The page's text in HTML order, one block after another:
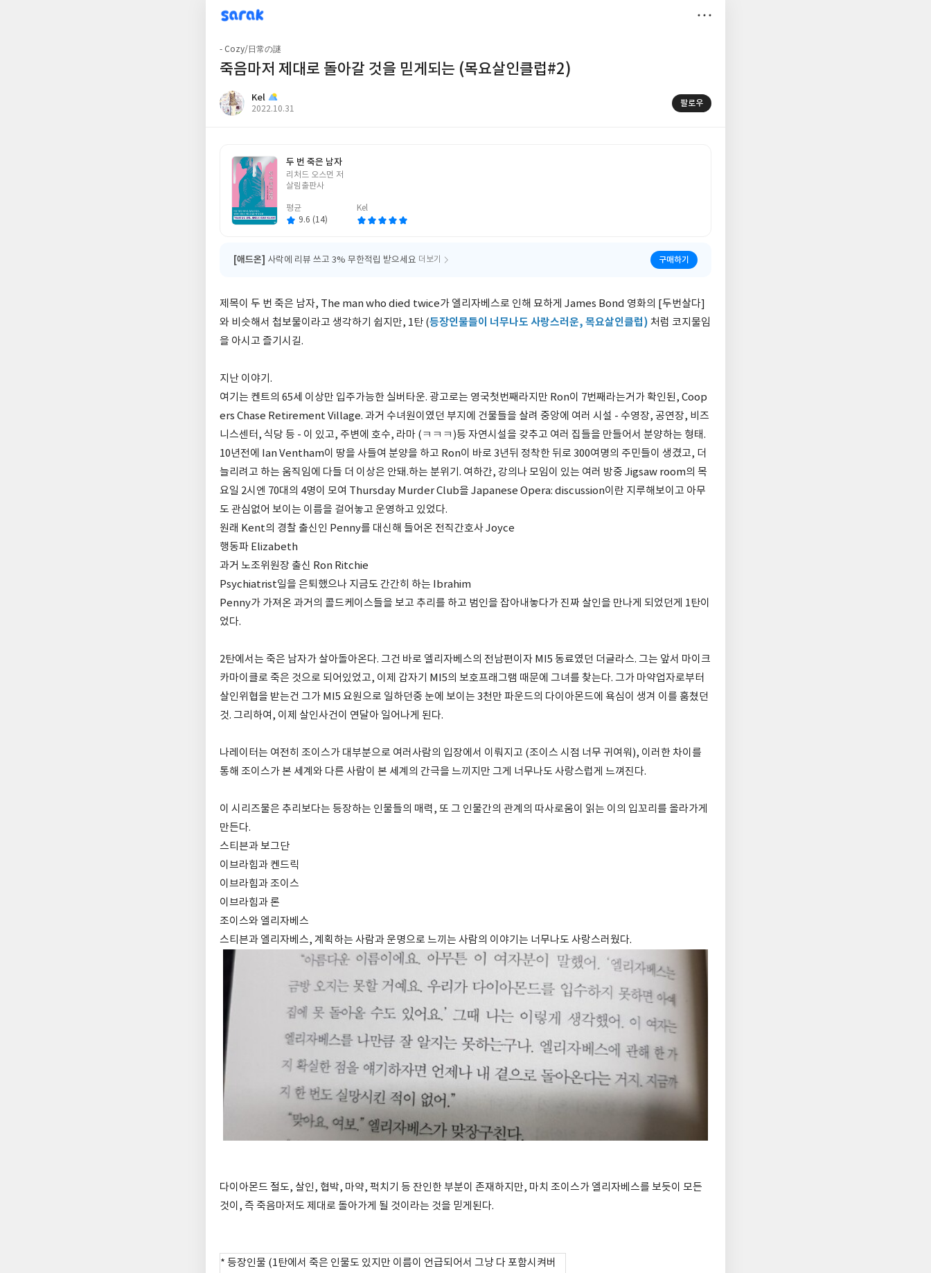
sarak
Kel
- Cozy/日常の謎
죽음마저 제대로 돌아갈 것을 믿게되는 (목요살인클럽#2)
Kel
작
2022.10.31
팔로우
두 번 죽은 남자
글
쓴
리처드 오스먼 저
살림출판사
평균
9.6 (14)
Kel
[애드온] 사락에 리뷰 쓰고 3% 무한적립 받으세요 더보기 구매하기
제목이 두 번 죽은 남자, The man who died twice가 엘리자베스로 인해 묘하게 James Bond 영화의 [두번살다]
와 비슷해서 첩보물이라고 생각하기 쉽지만, 1탄 (등장인물들이 너무나도 사랑스러운, 목요살인클럽) 처럼 코지물임
을 아시고 즐기시길.
지난 이야기.
여기는 켄트의 65세 이상만 입주가능한 실버타운. 광고로는 영국첫번째라지만 Ron이 7번째라는거가 확인된, Coop
ers Chase Retirement Village. 과거 수녀원이였던 부지에 건물들을 살려 중앙에 여러 시설 - 수영장, 공연장, 비즈
니스센터, 식당 등 - 이 있고, 주변에 호수, 라마 (ㅋㅋㅋ)등 자연시설을 갖추고 여러 집들을 만들어서 분양하는 형태.
10년전에 Ian Ventham이 땅을 사들여 분양을 하고 Ron이 바로 3년뒤 정착한 뒤로 300여명의 주민들이 생겼고, 더
늘리려고 하는 움직임에 다들 더 이상은 안돼.하는 분위기. 여하간, 강의나 모임이 있는 여러 방중 Jigsaw room의 목
요일 2시엔 70대의 4명이 모여 Thursday Murder Club을 Japanese Opera: discussion이란 지루해보이고 아무
도 관심없어 보이는 이름을 걸어놓고 운영하고 있었다.
원래 Kent의 경찰 출신인 Penny를 대신해 들어온 전직간호사 Joyce
행동파 Elizabeth
과거 노조위원장 출신 Ron Ritchie
Psychiatrist일을 은퇴했으나 지금도 간간히 하는 Ibrahim
Penny가 가져온 과거의 콜드케이스들을 보고 추리를 하고 범인을 잡아내놓다가 진짜 살인을 만나게 되었던게 1탄이
었다.
2탄에서는 죽은 남자가 살아돌아온다. 그건 바로 엘리자베스의 전남편이자 MI5 동료였던 더글라스. 그는 앞서 마이크
카마이클로 죽은 것으로 되어있었고, 이제 갑자기 MI5의 보호프래그램 때문에 그녀를 찾는다. 그가 마약업자로부터
살인위협을 받는건 그가 MI5 요원으로 일하던중 눈에 보이는 3천만 파운드의 다이아몬드에 욕심이 생겨 이를 훔쳤던
것. 그리하여, 이제 살인사건이 연달아 일어나게 된다.
나레이터는 여전히 조이스가 대부분으로 여러사람의 입장에서 이뤄지고 (조이스 시점 너무 귀여워), 이러한 차이를
통해 조이스가 본 세계와 다른 사람이 본 세계의 간극을 느끼지만 그게 너무나도 사랑스럽게 느껴진다.
이 시리즈물은 추리보다는 등장하는 인물들의 매력, 또 그 인물간의 관계의 따사로움이 읽는 이의 입꼬리를 올라가게
만든다.
스티븐과 보그단
이브라힘과 켄드릭
이브라힘과 조이스
이브라힘과 론
조이스와 엘리자베스
스티븐과 엘리자베스, 계획하는 사람과 운명으로 느끼는 사람의 이야기는 너무나도 사랑스러웠다.
다이아몬드 절도, 살인, 협박, 마약, 퍽치기 등 잔인한 부분이 존재하지만, 마치 조이스가 엘리자베스를 보듯이 모든
것이, 즉 죽음마저도 제대로 돌아가게 될 것이라는 것을 믿게된다.
* 등장인물 (1탄에서 죽은 인물도 있지만 이름이 언급되어서 그냥 다 포함시켜버